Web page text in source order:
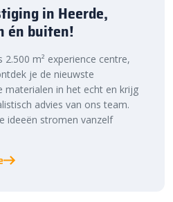
in Heerde,
én buiten!
m² experience centre,
je de nieuwste
materialen in het echt en krijg
advies van ons team.
ideeën stromen vanzelf